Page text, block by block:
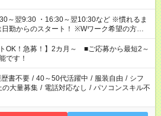
～翌9:30 ・16:30～翌10:30など ※慣れるま
スタート！ ※Wワーク希望の方へ
望する勤務時間と、もう1つのお仕事の勤務
時間を超える場合は応募できません。
トOK！急募！】2カ月～ ■ご応募から最短2～
です！
歴書不要 / 40～50代活躍中 / 服装自由 / シフ
の大量募集 / 電話対応なし / パソコンスキル不